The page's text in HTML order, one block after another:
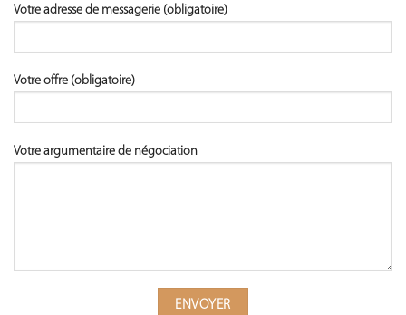
Votre adresse de messagerie (obligatoire)
Votre offre (obligatoire)
Votre argumentaire de négociation